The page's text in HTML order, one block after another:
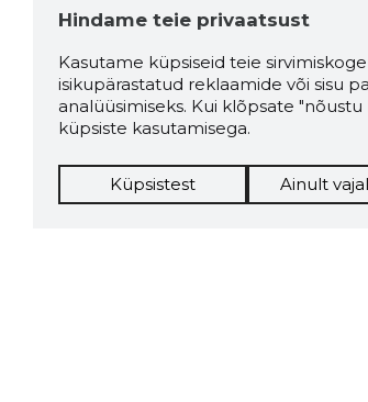
Hindame teie privaatsust
Kasutame küpsiseid teie
isikupärastatud reklaamide või sisu
analüüsimiseks. Kui klõpsate
küpsiste kasutamisega.
Küpsistest Ainult